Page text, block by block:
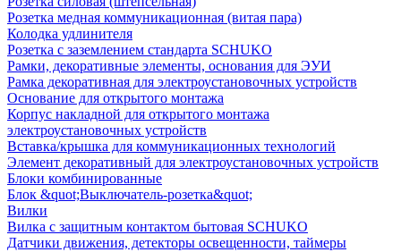
Розетка медная коммуникационная (витая пара)
Колодка удлинителя
Розетка с заземлением стандарта SCHUKO
Рамки, декоративные элементы, основания для ЭУИ
Рамка декоративная для электроустановочных устройств
Основание для открытого монтажа
Корпус накладной для открытого монтажа
электроустановочных устройств
Вставка/крышка для коммуникационных технологий
Элемент декоративный для электроустановочных устройств
Блоки комбинированные
Блок &quot;Выключатель-розетка&quot;
Вилки
Вилка с защитным контактом бытовая SCHUKO
Датчики движения, детекторы освещенности, таймеры